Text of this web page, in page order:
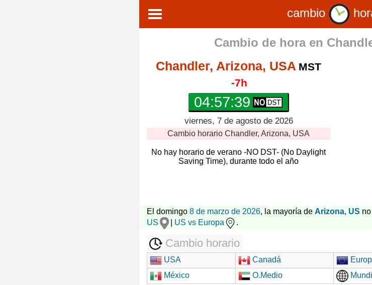
cambio
Cambio de hora en
Chandler, Arizona, USA MST
-7h
04:57:40
viernes, 7 de agosto de 2026
Cambio horario Chandler, Arizona, USA
No hay horario de verano -NO DST- (No Daylight
Saving Time), durante todo el año
El domingo 8 de marzo de 2026, la mayoría de Arizona, US
US
US vs Europa .
Cambio horario
USA Canadá
México
O.Medio